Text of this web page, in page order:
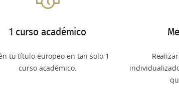
Superior Universitaria
Inclusiva e Intercultural
1 curso académico
tu título europeo en tan solo 1
curso académico.